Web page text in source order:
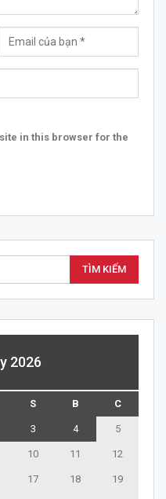
in this browser for the
2026
S B C
3 4 5
10 11 12
17 18 19